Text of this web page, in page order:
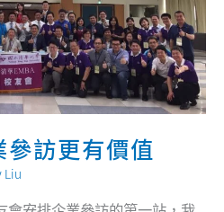
訪更有價值
Liu